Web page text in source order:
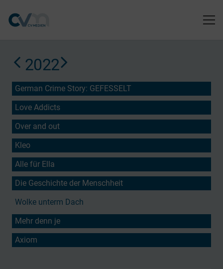
2022
German Crime Story: GEFESSELT
Love Addicts
Over and out
Kleo
Alle für Ella
Die Geschichte der Menschheit
Wolke unterm Dach
Mehr denn je
Axiom